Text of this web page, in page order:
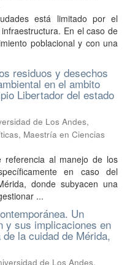
está limitado por el
En el caso de
poblacional y con una
residuos y desechos
en el ambito
Libertador del estado
de Los Andes,
Maestría en Ciencias
referencia al manejo de los
en caso del
donde subyacen una
...
Un
y sus implicaciones en
la cuidad de Mérida,
de Los Andes,